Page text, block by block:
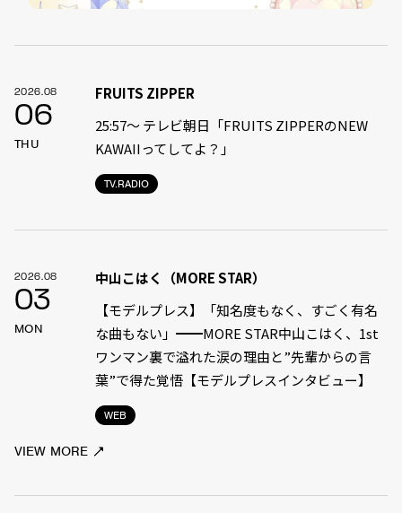
2026.08
06
THU
TV.RADIO
FRUITS ZIPPER
25:57～ テレビ朝日「FRUITS ZIPPERのNEW
KAWAIIってしてよ？」
2026.08
03
MON
WEB
中山こはく（MORE STAR）
【モデルプレス】「知名度もなく、すごく有名
な曲もない」━━MORE STAR中山こはく、1st
ワンマン裏で溢れた涙の理由と”先輩からの言
葉”で得た覚悟【モデルプレスインタビュー】
VIEW MORE